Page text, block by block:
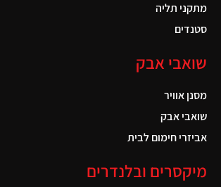
מתקני תליה
סטנדים
שואבי אבק
מסנן אוויר
שואבי אבק
אביזרי חימום לבית
מיקסרים ובלנדרים